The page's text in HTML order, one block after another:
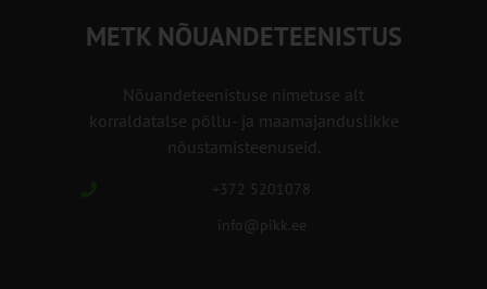
METK NÕUANDETEENISTUS
Nõuandeteenistuse nimetuse alt
korraldatalse põllu- ja maamajanduslikke
nõustamisteenuseid.
+372 5201078
info@pikk.ee